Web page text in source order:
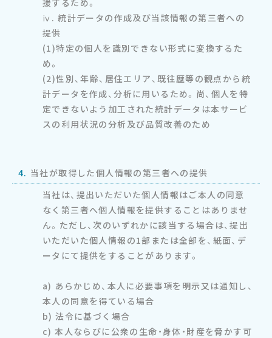
援するため。
ⅳ. 統計データの作成及び当該情報の第三者への
提供
(1)特定の個人を識別できない形式に変換するた
め。
(2)性別、年齢、居住エリア、既往歴等の観点から統
計データを作成、分析に用いるため。尚、個人を特
定できないよう加工された統計データは本サービ
スの利用状況の分析及び品質改善のため
4. 当社が取得した個人情報の第三者への提供
当社は、提出いただいた個人情報はご本人の同意
なく第三者へ個人情報を提供することはありませ
ん。ただし、次のいずれかに該当する場合は、提出
いただいた個人情報の1部または全部を、紙面、デ
ータにて提供をすることがあります。
a) あらかじめ、本人に必要事項を明示又は通知し、
本人の同意を得ている場合
b) 法令に基づく場合
c) 本人ならびに公衆の生命・身体・財産を脅かす可